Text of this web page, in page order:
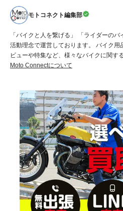
モトコネクト編集部
「バイクと人を繋げる」 「ライダーの
活動理念で運営しております。 バイク用
ビューや特集など、様々なバイクに関す
Moto Connectについて